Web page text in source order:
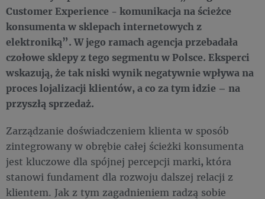
Customer Experience - komunikacja na ścieżce
konsumenta w sklepach internetowych z
elektroniką”. W jego ramach agencja przebadała
czołowe sklepy z tego segmentu w Polsce. Eksperci
wskazują, że tak niski wynik negatywnie wpływa na
proces lojalizacji klientów, a co za tym idzie – na
przyszłą sprzedaż.
Zarządzanie doświadczeniem klienta w sposób
zintegrowany w obrębie całej ścieżki konsumenta
jest kluczowe dla spójnej percepcji marki, która
stanowi fundament dla rozwoju dalszej relacji z
klientem. Jak z tym zagadnieniem radzą sobie